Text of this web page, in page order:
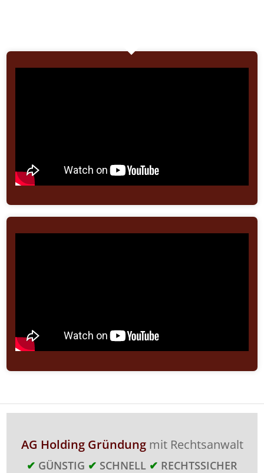
AG Holding Gründungmit Rechtsanwalt
✔ GÜNSTIG ✔ SCHNELL ✔ RECHTSSICHER